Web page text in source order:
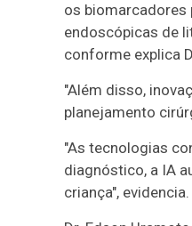
os biomarcadores
endoscópicas de
conforme explica
"Além disso,
planejamento
"As tecnologias
diagnóstico, a IA
criança", evidencia.